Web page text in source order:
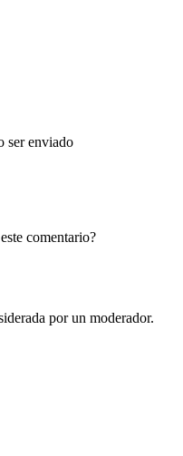
ser enviado
comentario?
por un moderador.